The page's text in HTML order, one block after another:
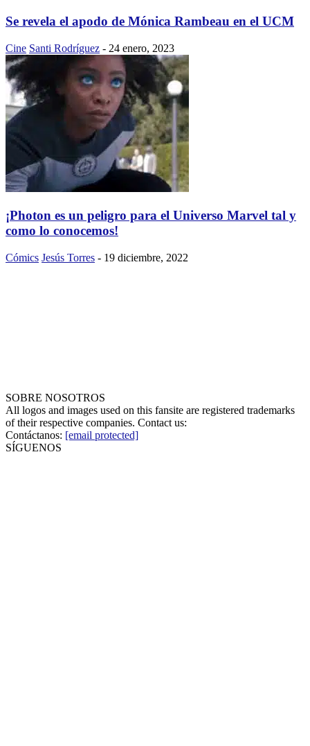
Se revela el apodo de Mónica Rambeau en el UCM
Cine Santi Rodríguez - 24 enero, 2023
¡Photon es un peligro para el Universo Marvel tal y
como lo conocemos!
Cómics Jesús Torres - 19 diciembre, 2022
SOBRE NOSOTROS
All logos and images used on this fansite are registered trademarks
of their respective companies. Contact us:
Contáctanos: [email protected]
SÍGUENOS